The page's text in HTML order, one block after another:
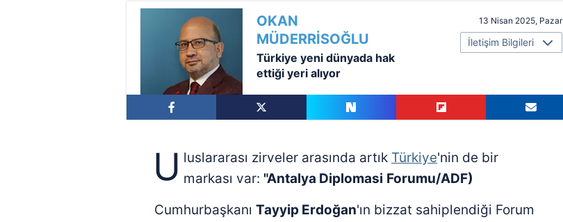
İletişim Bilgileri
13 Nisan 2025, Pazar
OKAN
MÜDERRİSOĞLU
Türkiye yeni dünyada hak
ettiği yeri alıyor
U luslararası zirveler arasında artık Türkiye'nin de bir
markası var: "Antalya Diplomasi Forumu/ADF)
Cumhurbaşkanı Tayyip Erdoğan'ın bizzat sahiplendiği Forum